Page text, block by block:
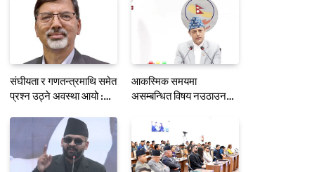
संघीयता र गणतन्त्रमाथि समेत
प्रश्न उठ्ने अवस्था आयो :
आकस्मिक समयमा
असम्बन्धित विषय नउठाउन
रुलिङको माग